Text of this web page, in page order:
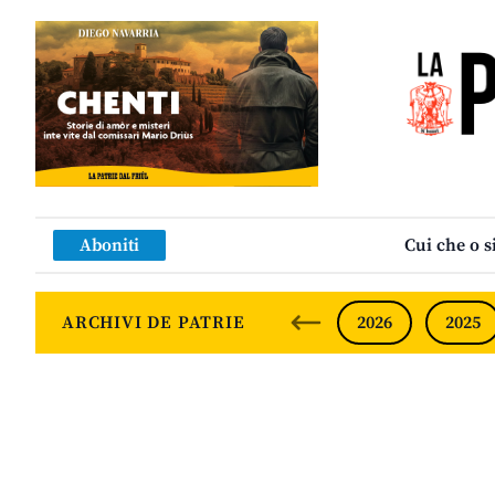
Aboniti Cui che o
ARCHIVI DE PATRIE 2026 2025